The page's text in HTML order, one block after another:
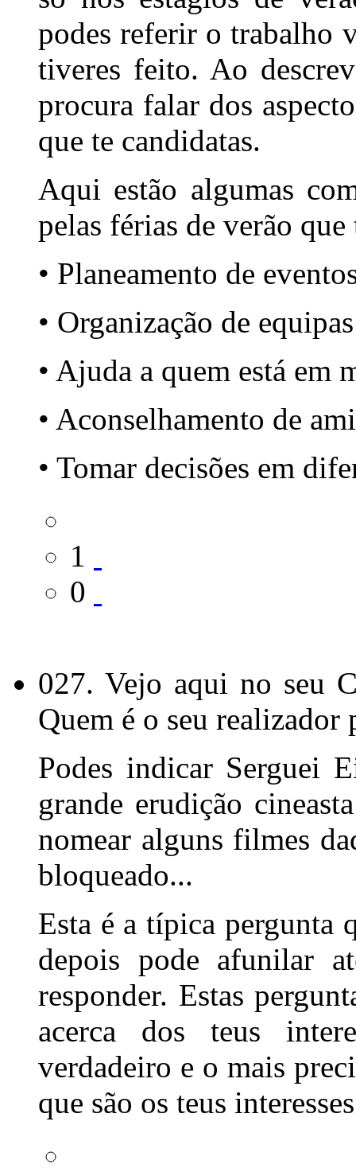
podes referir o trabalho
tiveres feito. Ao
procura falar dos
que te candidatas.
Aqui estão algumas
pelas férias de verão
• Planeamento de
• Organização de
• Ajuda a quem está em
• Aconselhamento de
• Tomar decisões em
1
0
027. Vejo aqui no seu
Quem é o seu realizador
Podes indicar Serguei
grande erudição
nomear alguns filmes
bloqueado...
Esta é a típica pergunta
depois pode afunilar
responder. Estas
acerca dos teus
verdadeiro e o mais
que são os teus